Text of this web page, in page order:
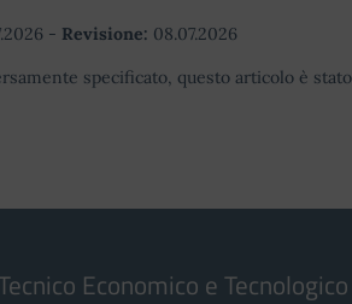
- Revisione: 08.07.2026
specificato, questo articolo è
Economico e Tecnologico